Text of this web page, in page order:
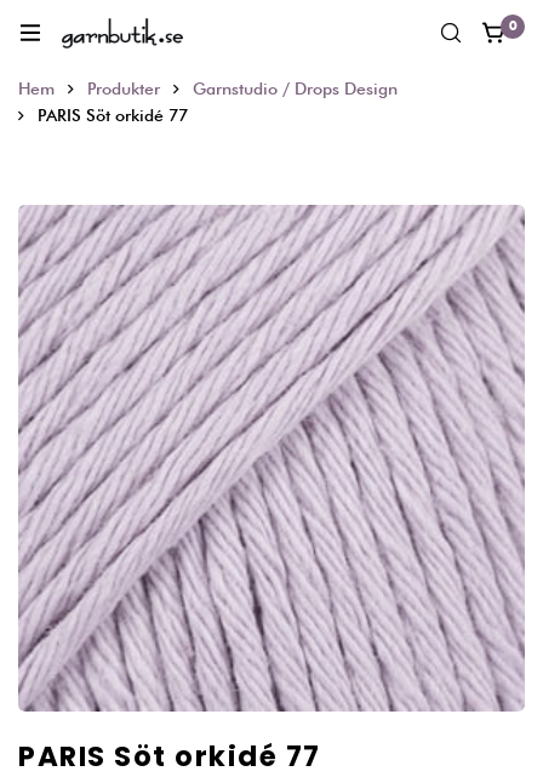
0
Hem Produkter
Garnstudio / Drops Design
PARIS Söt orkidé 77
PARIS Söt orkidé 77